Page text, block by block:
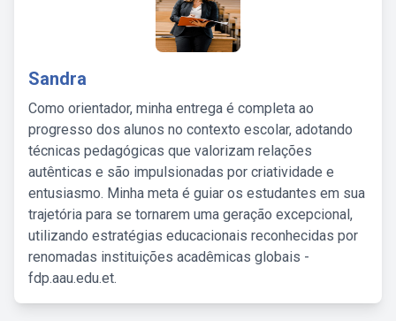
Sandra
Como orientador, minha entrega é completa ao
progresso dos alunos no contexto escolar, adotando
técnicas pedagógicas que valorizam relações
autênticas e são impulsionadas por criatividade e
entusiasmo. Minha meta é guiar os estudantes em sua
trajetória para se tornarem uma geração excepcional,
utilizando estratégias educacionais reconhecidas por
renomadas instituições acadêmicas globais -
fdp.aau.edu.et.